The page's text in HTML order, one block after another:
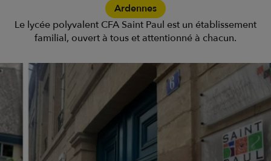
Ardennes
Le lycée polyvalent CFA Saint Paul est un établissement
familial, ouvert à tous et attentionné à chacun.